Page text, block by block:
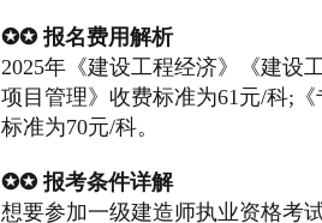
✪✪ 报名费用解析
2025年《建设工程经济》《建设
项目管理》收费标准为61元/科;
标准为70元/科。
✪✪ 报考条件详解
想要参加一级建造师执业资格考